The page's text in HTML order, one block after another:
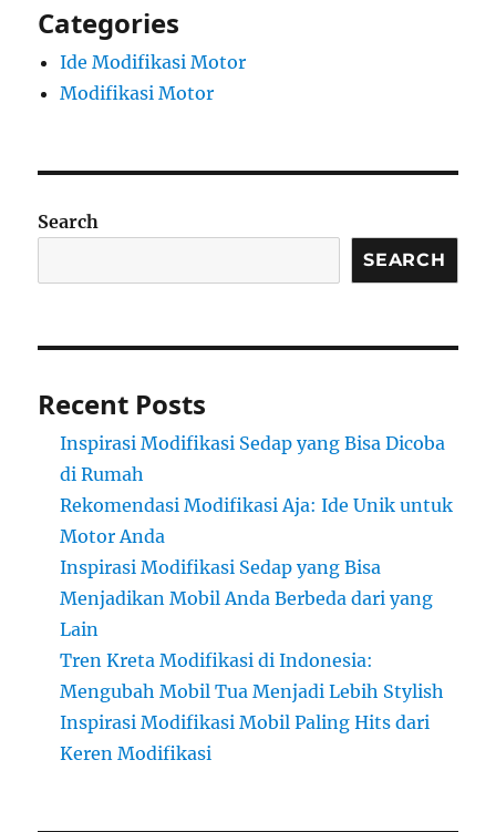
Categories
Ide Modifikasi Motor
Modifikasi Motor
Search
SEARCH
Recent Posts
Inspirasi Modifikasi Sedap yang Bisa Dicoba
di Rumah
Rekomendasi Modifikasi Aja: Ide Unik untuk
Motor Anda
Inspirasi Modifikasi Sedap yang Bisa
Menjadikan Mobil Anda Berbeda dari yang
Lain
Tren Kreta Modifikasi di Indonesia:
Mengubah Mobil Tua Menjadi Lebih Stylish
Inspirasi Modifikasi Mobil Paling Hits dari
Keren Modifikasi